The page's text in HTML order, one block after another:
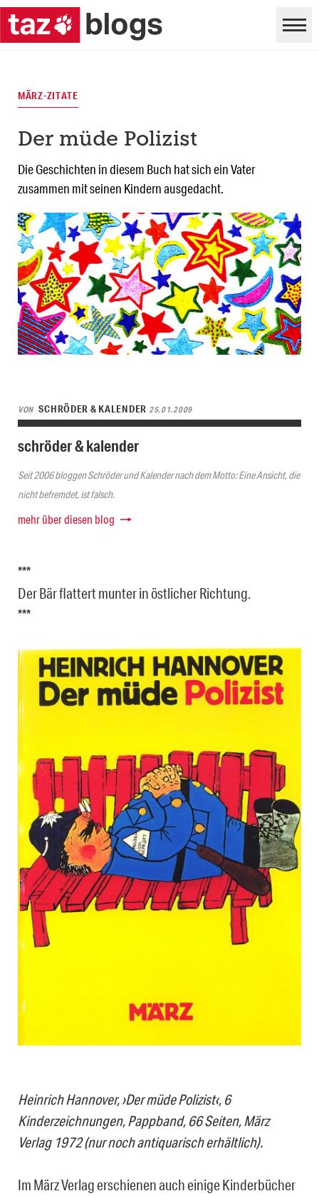
MÄRZ-ZITATE
Der müde Polizist
Die Geschichten in diesem Buch hat sich ein Vater
zusammen mit seinen Kindern ausgedacht.
VON SCHRÖDER & KALENDER 25.01.2009
schröder & kalender
Seit 2006 bloggen Schröder und Kalender nach dem Motto: Eine Ansicht, die
nicht befremdet, ist falsch.
mehr über diesen blog
***
Der Bär flattert munter in östlicher Richtung.
***
Heinrich Hannover, ›Der müde Polizist‹, 6
Kinderzeichnungen, Pappband, 66 Seiten, März
Verlag 1972(nur noch antiquarisch erhältlich).
Im März Verlag erschienen auch einige Kinderbücher